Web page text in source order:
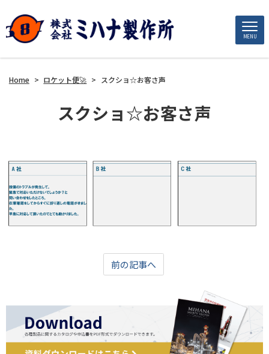
MENU
Home > ロケット便🚀 > スクショ☆お客さ声
スクショ☆お客さ声
前の記事へ